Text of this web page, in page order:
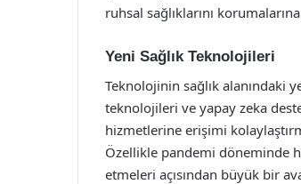
ruhsal sağlıklarını
Yeni Sağlık Teknolojileri
Teknolojinin sağlık alanındaki
teknolojileri ve yapay zeka
hizmetlerine erişimi
Özellikle pandemi döneminde
etmeleri açısından büyük bir